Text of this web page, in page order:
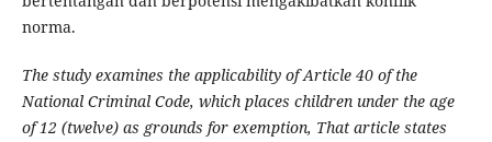
norma.
The study examines the applicability of Article 40 of the
National Criminal Code, which places children under the age
of 12 (twelve) as grounds for exemption, That article states